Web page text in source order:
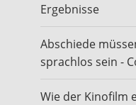
Ergebnisse
Abschiede
sprachlos sein -
Wie der Kinofilm